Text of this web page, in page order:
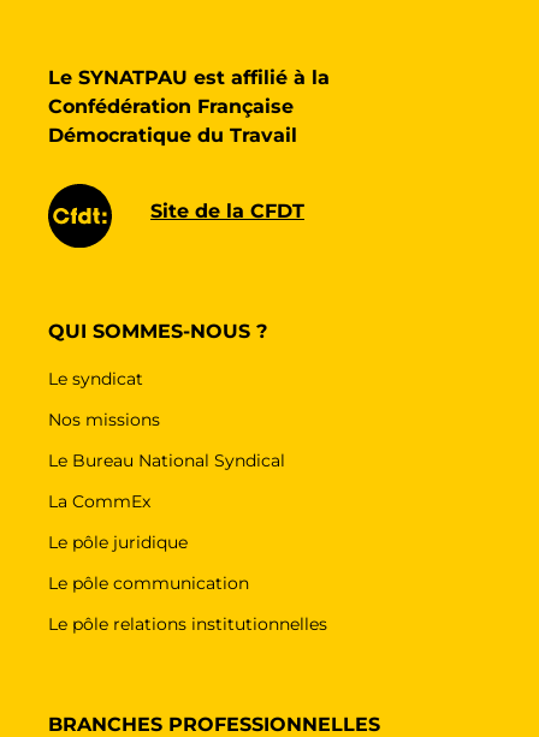
Le SYNATPAU est affilié à la
Confédération Française
Démocratique du Travail
Site de la CFDT
QUI SOMMES-NOUS ?
Le syndicat
Nos missions
Le Bureau National Syndical
La CommEx
Le pôle juridique
Le pôle communication
Le pôle relations institutionnelles
BRANCHES PROFESSIONNELLES